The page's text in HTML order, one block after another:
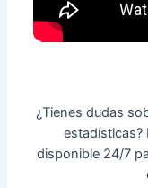
¿Tienes dudas
estadísticas?
disponible 24/7